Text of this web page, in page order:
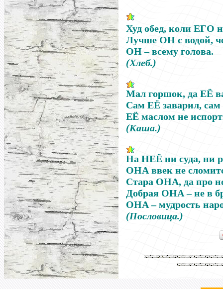
Худ обед, коли ЕГО
Лучше ОН с водой,
ОН –всему голова.
(Хлеб.)
Мал горшок, да ЕЁ
Сам ЕЁ заварил, сам
ЕЁ маслом не
(Каша.)
На НЕЁ ни суда, ни
ОНА ввек не
Стара ОНА, да про
Добрая ОНА–не в
ОНА–мудрость
(Пословица.)